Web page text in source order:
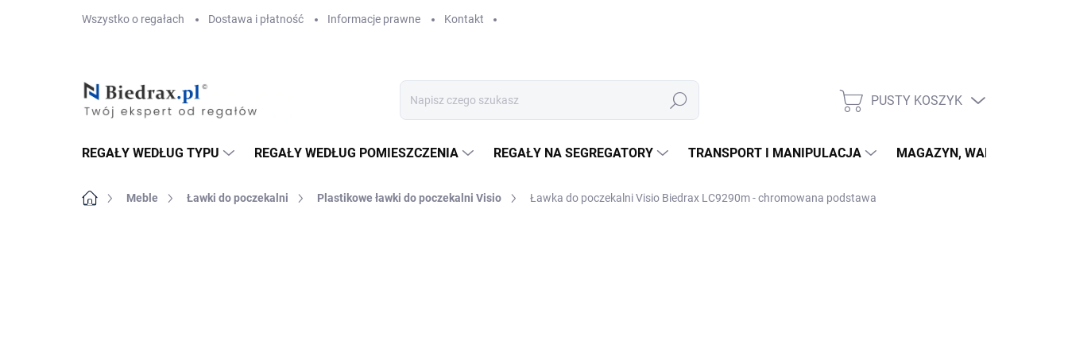
Wszystko o regałach Dostawa i płatność Informacje prawne Kontakt
Szukaj KOSZYK
PUSTY KOSZYK
REGAŁY WEDŁUG TYPU REGAŁY WEDŁUG POMIESZCZENIA REGAŁY NA SEGREGATORY TRANSPORT I MANIPULACJA MAGAZYN, WARSZTAT
Home Meble Ławki do poczekalni Plastikowe ławki do poczekalni Visio Ławka do poczekalni Visio Biedrax LC9290m - chromowana podstawa